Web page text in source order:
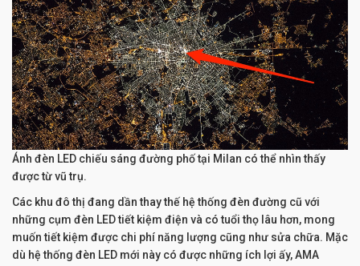
Ánh đèn LED chiếu sáng đường phố tại Milan có thể nhìn thấy
được từ vũ trụ.
Các khu đô thị đang dần thay thế hệ thống đèn đường cũ với
những cụm đèn LED tiết kiệm điện và có tuổi thọ lâu hơn, mong
muốn tiết kiệm được chi phí năng lượng cũng như sửa chữa. Mặc
dù hệ thống đèn LED mới này có được những ích lợi ấy, AMA